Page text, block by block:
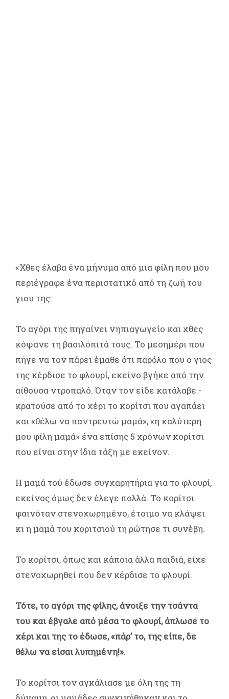
«Χθες έλαβα ένα μήνυμα από μια φίλη που μου
περιέγραφε ένα περιστατικό από τη ζωή του
γιου της:
Το αγόρι της πηγαίνει νηπιαγωγείο και χθες
κόψανε τη βασιλόπιτά τους. Το μεσημέρι που
πήγε να τον πάρει έμαθε ότι παρόλο που ο γιος
της κέρδισε το φλουρί, εκείνο βγήκε από την
αίθουσα ντροπαλό. Όταν τον είδε κατάλαβε -
κρατούσε από το χέρι το κορίτσι που αγαπάει
και «θέλω να παντρευτώ μαμά», «η καλύτερη
μου φίλη μαμά» ένα επίσης 5 χρόνων κορίτσι
που είναι στην ίδια τάξη με εκείνον.
Η μαμά τού έδωσε συγχαρητήρια για το φλουρί,
εκείνος όμως δεν έλεγε πολλά. Το κορίτσι
φαινόταν στενοχωρημένο, έτοιμο να κλάψει
κι η μαμά του κοριτσιού τη ρώτησε τι συνέβη.
Το κορίτσι, όπως και κάποια άλλα παιδιά, είχε
στενοχωρηθεί που δεν κέρδισε το φλουρί.
Τότε, το αγόρι της φίλης, άνοιξε την τσάντα
του και έβγαλε από μέσα το φλουρί, άπλωσε το
χέρι και της το έδωσε, «πάρ’ το, της είπε, δε
θέλω να είσαι λυπημένη!».
Το κορίτσι τον αγκάλιασε με όλη της τη